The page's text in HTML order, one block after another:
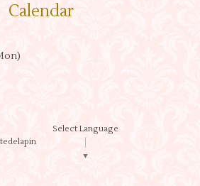
Calendar
Select Language
▼